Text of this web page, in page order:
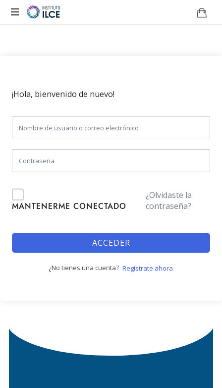
¡Hola, bienvenido de nuevo!
MANTENERME CONECTADO
¿Olvidaste la
contraseña?
ACCEDER
¿No tienes una cuenta? Regístrate ahora